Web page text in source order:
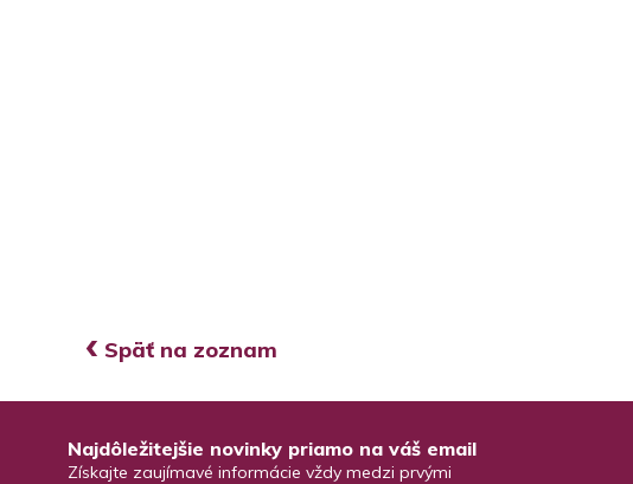
‹ Späť na zoznam
Najdôležitejšie novinky priamo na váš email
Získajte zaujímavé informácie vždy medzi prvými